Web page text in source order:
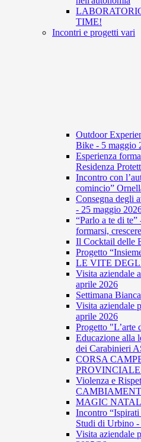
TIME!
Incontri e progetti vari
Outdoor
Bike - 5 maggio
Esperienza
Residenza
Incontro con
comincio”
Consegna degli
- 25 maggio
“Parlo a te di
formarsi,
Il Cocktail delle
Progetto
LE VITE
Visita aziendale
aprile 2026
Settimana
Visita aziendale
aprile 2026
Progetto "L’arte
Educazione alla
dei Carabinieri
CORSA
PROVINCIALE
Violenza e
MAGIC
Incontro
Studi di Urbino -
Visita aziendale